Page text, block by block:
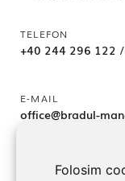
Folosim
TELEFON
+40 244 296 122 /
E-MAIL
office@bradul-